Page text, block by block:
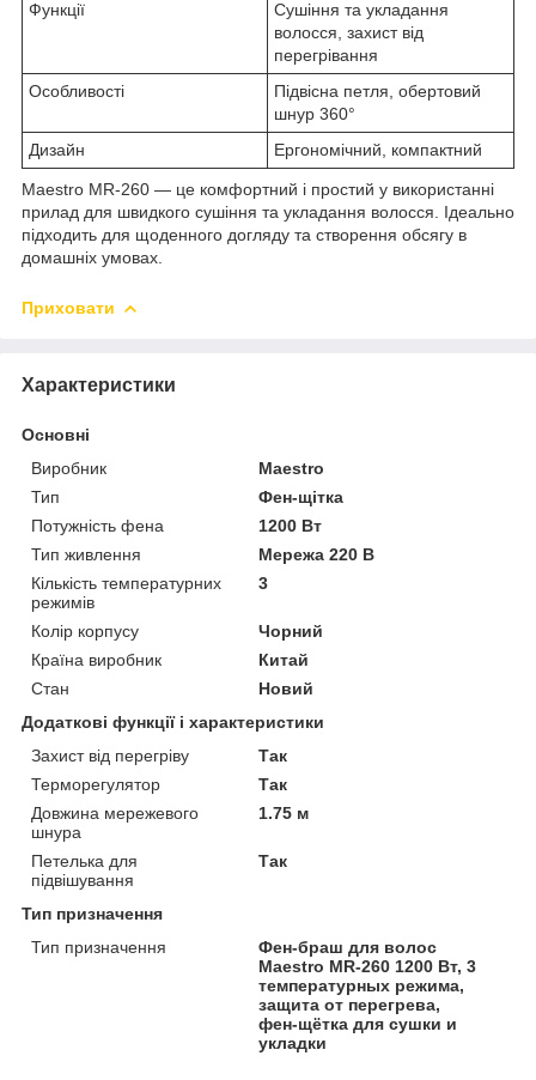
Функції
Сушіння та укладання
волосся, захист від
перегрівання
Особливості
Підвісна петля, обертовий
шнур 360°
Дизайн
Ергономічний, компактний
Maestro MR-260 — це комфортний і простий у використанні
прилад для швидкого сушіння та укладання волосся. Ідеально
підходить для щоденного догляду та створення обсягу в
домашніх умовах.
Приховати
Характеристики
Основні
Виробник
Maestro
Тип
Фен-щітка
Потужність фена
1200 Вт
Тип живлення
Мережа 220 В
Кількість температурних
режимів
3
Колір корпусу
Чорний
Країна виробник
Китай
Стан
Новий
Додаткові функції і характеристики
Захист від перегріву
Так
Терморегулятор
Так
Довжина мережевого
шнура
1.75 м
Петелька для
підвішування
Так
Тип призначення
Тип призначення
Фен-браш для волос
Maestro MR-260 1200 Вт, 3
температурных режима,
защита от перегрева,
фен‑щётка для сушки и
укладки